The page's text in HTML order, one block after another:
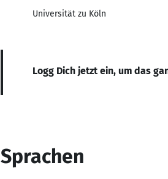
Universität zu Köln
Logg Dich jetzt ein, um das
Sprachen